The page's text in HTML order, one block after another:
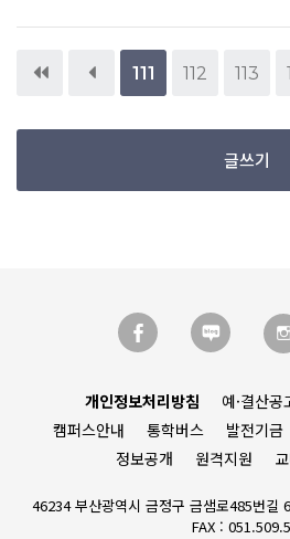
111 112 113
글쓰기
개인정보처리방침 예·결산공
캠퍼스안내
통학버스 발전기금
정보공개
원격지원
46234 부산광역시 금정구 금샘로485번길
FAX :